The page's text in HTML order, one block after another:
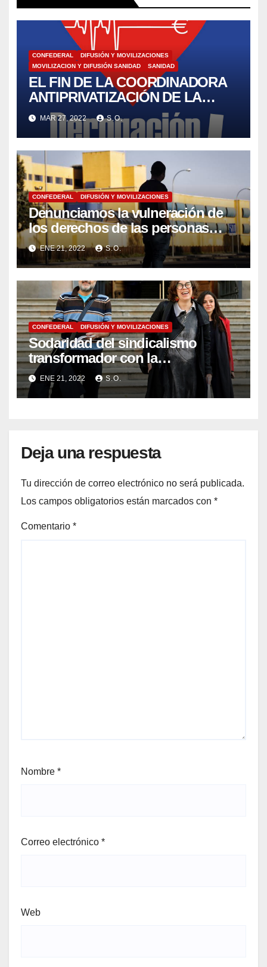
CONFEDERAL
DIFUSIÓN Y MOVILIZACIONES
MOVILIZACION Y DIFUSIÓN SANIDAD
SANIDAD
EL FIN DE LA COORDINADORA
ANTIPRIVATIZACIÓN DE LA
SANIDAD CAS. (Coordinadora
Antiprivatización de la Sanidad)
MAR 27, 2022 S.O.
CONFEDERAL DIFUSIÓN Y MOVILIZACIONES
Denunciamos la vulneración de
los derechos de las personas
migrantes, y abogamos por un
modelo que ponga los derechos
de todas las personas y todos los
pueblos en el centro
ENE 21, 2022 S.O.
CONFEDERAL DIFUSIÓN Y MOVILIZACIONES
Sodaridad del sindicalismo
transformador con la
parlamentaria de la CUP Eulàlia
Reguant y Antonio Baños
ENE 21, 2022 S.O.
Deja una respuesta
Tu dirección de correo electrónico no será publicada.
Los campos obligatorios están marcados con *
Comentario *
Nombre *
Correo electrónico *
Web